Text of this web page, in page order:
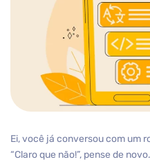
Ei, você já conversou com um
“Claro que não!”, pense de